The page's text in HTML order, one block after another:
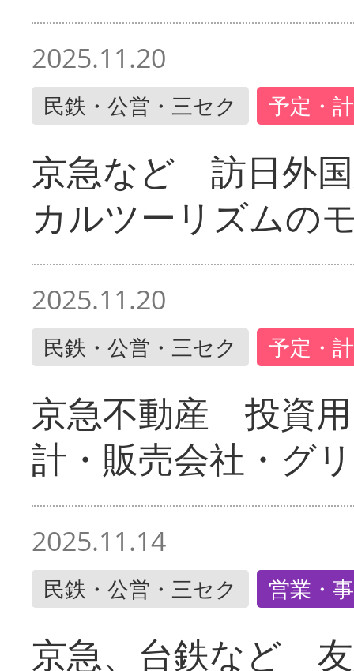
2025.11.20
民鉄・公営・三セク 予定・
京急など 訪日外
カルツーリズムの
2025.11.20
民鉄・公営・三セク 予定・
京急不動産 投資
計・販売会社・グ
2025.11.14
民鉄・公営・三セク 営業・
京急、台鉄など